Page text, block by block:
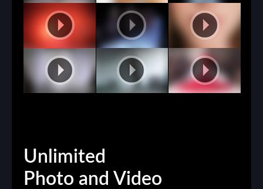
Unlimited
Photo and Video